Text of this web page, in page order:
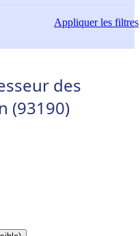
Appliquerles filtres
des
(93190)